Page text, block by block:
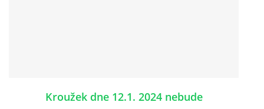
Kroužek dne 12.1. 2024 nebude